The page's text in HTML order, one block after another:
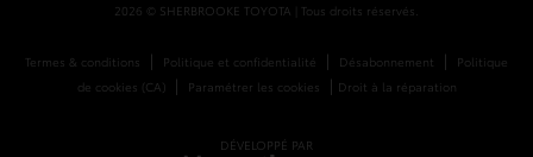
2026 © SHERBROOKE TOYOTA | Tous droits réservés.
Termes & conditions | Politique et confidentialité | Désabonnement |
Politique
de cookies (CA)| Paramétrer les cookies | Droit à la réparation
DÉVELOPPÉ PAR